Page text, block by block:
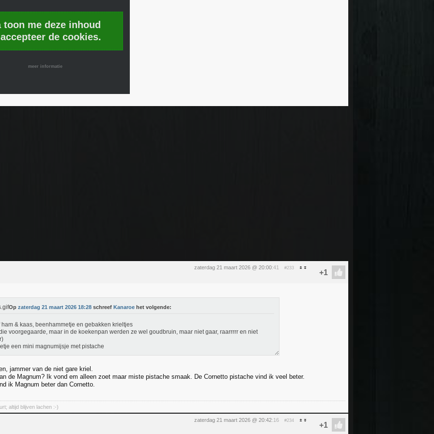
toon me deze inhoud
de cookies.
meer informatie
zaterdag 21 maart 2026 @ 20:00:41 #233
Op zaterdag 21 maart 2026 18:28 schreef Kanaroe het volgende:
ham & kaas, beenhammetje en gebakken krieltjes
voorgegaarde, maar in de koekenpan werden ze wel goudbruin, maar niet gaar, raarrrrr en niet
een mini magnumijsje met pistache
jammer van de niet gare kriel.
de Magnum? Ik vond em alleen zoet maar miste pistache smaak. De Cornetto pistache vind ik veel beter.
ik Magnum beter dan Cornetto.
altijd blijven lachen :-)
zaterdag 21 maart 2026 @ 20:42:16 #234